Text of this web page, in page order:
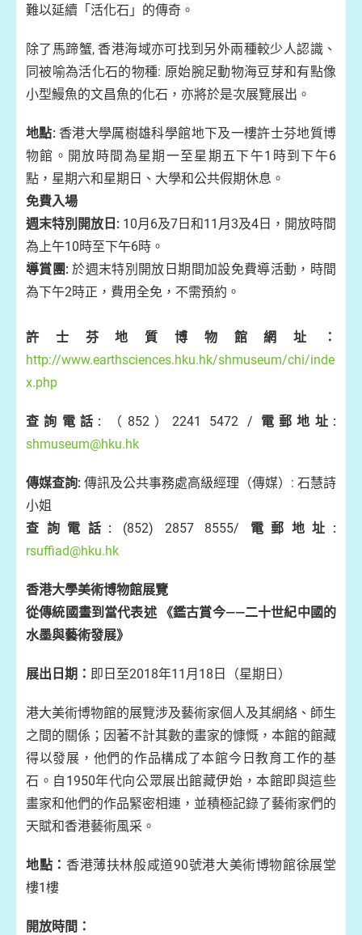
難以延續「活化石」的傳奇。
除了馬蹄蟹, 香港海域亦可找到另外兩種較少人認識、
同被喻為活化石的物種: 原始腕足動物海豆芽和有點像
小型鰻魚的文昌魚的化石，亦將於是次展覽展出。
地點:香港大學厲樹雄科學館地下及一樓許士芬地質博
物館。開放時間為星期一至星期五下午1時到下午6
點，星期六和星期日、大學和公共假期休息。
免費入場
週末特別開放日: 10月6及7日和11月3及4日，開放時間
為上午10時至下午6時。
導賞團: 於週末特別開放日期間加設免費導活動，時間
為下午2時正，費用全免，不需預約。
許士芬地質博物館網址：
http://www.earthsciences.hku.hk/shmuseum/chi/inde
x.php
查詢電話: （852）2241 5472 / 電郵地址:
shmuseum@hku.hk
傳媒查詢: 傳訊及公共事務處高級經理（傳媒）: 石慧詩
小姐
查詢電話: (852) 2857 8555/ 電郵地址:
rsuffiad@hku.hk
香港大學美術博物館展覽
從傳統國畫到當代表述 《鑑古賞今——二十世紀中國的
水墨與藝術發展》
展出日期： 即日至2018年11月18日（星期日）
港大美術博物館的展覽涉及藝術家個人及其網絡、師生
之間的關係；因著不計其數的畫家的慷慨，本館的館藏
得以發展，他們的作品構成了本館今日教育工作的基
石。自1950年代向公眾展出館藏伊始，本館即與這些
畫家和他們的作品緊密相連，並積極記錄了藝術家們的
天賦和香港藝術風采。
地點： 香港薄扶林般咸道90號港大美術博物館徐展堂
樓1樓
開放時間：